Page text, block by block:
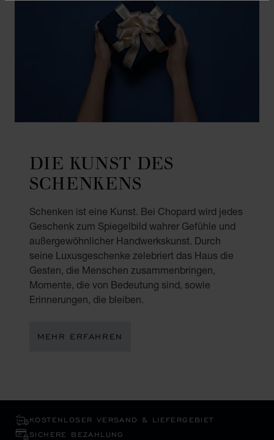
DIE KUNST DES
SCHENKENS
Schenken ist eine Kunst. Bei Chopard wird jedes
Geschenk zum Spiegelbild wahrer Gefühle und
außergewöhnlicher Handwerkskunst. Durch
seine Luxusgeschenke zelebriert das Haus die
Gesten, die Menschen zusammenbringen,
Momente, die von Bedeutung sind, sowie
Erinnerungen, die bleiben.
MEHR ERFAHREN
KOSTENLOSER VERSAND & LIEFERGEBIET
SICHERE BEZAHLUNG